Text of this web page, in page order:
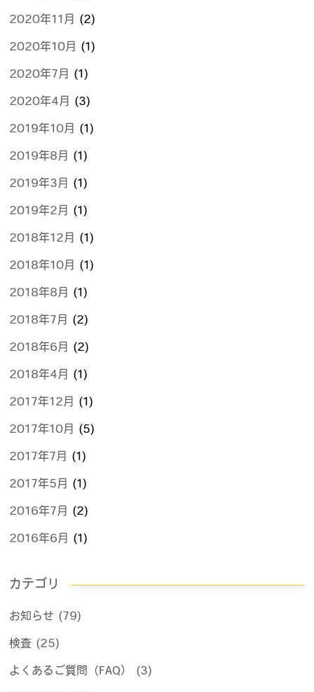
2020年11月 (2)
2020年10月 (1)
2020年7月 (1)
2020年4月 (3)
2019年10月 (1)
2019年8月 (1)
2019年3月 (1)
2019年2月 (1)
2018年12月 (1)
2018年10月 (1)
2018年8月 (1)
2018年7月 (2)
2018年6月 (2)
2018年4月 (1)
2017年12月 (1)
2017年10月 (5)
2017年7月 (1)
2017年5月 (1)
2016年7月 (2)
2016年6月 (1)
カテゴリ
お知らせ (79)
検査 (25)
よくあるご質問（FAQ） (3)